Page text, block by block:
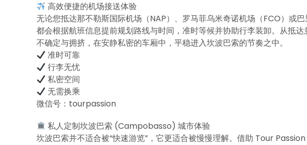
高效便捷的机场接送体验
无论您抵达那不勒斯国际机场（NAP）、罗马菲乌米奇诺机场（FCO）或
都会根据航班信息提前规划路线与时间，准时等候并协助行李装卸。从抵
不确定与拥挤，在安静私密的车厢中，平稳进入坎波巴索的节奏之中。
准时可靠
行李无忧
私密空间
无需换乘
微信号：tourpassion
私人定制坎波巴索 (Campobasso) 城市体验
坎波巴索并不适合被“快速游览”，它更适合被慢慢理解。借助 Tour